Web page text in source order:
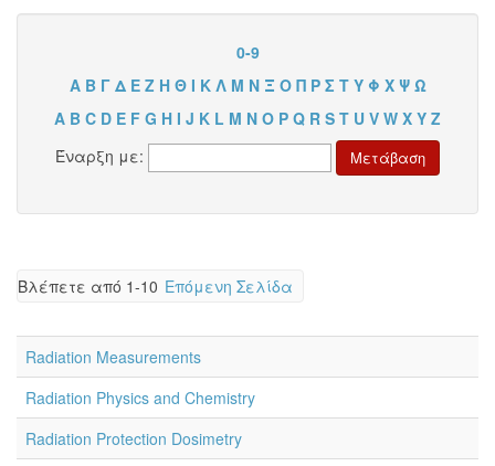
0-9
Α Β Γ Δ Ε Ζ Η Θ Ι Κ Λ Μ Ν Ξ Ο Π Ρ Σ Τ Υ Φ Χ Ψ Ω
A B C D E F G H I J K L M N O P Q R S T U V W X Y Z
Έναρξη με:
Βλέπετε από 1-10 Επόμενη Σελίδα
Radiation Measurements
Radiation Physics and Chemistry
Radiation Protection Dosimetry